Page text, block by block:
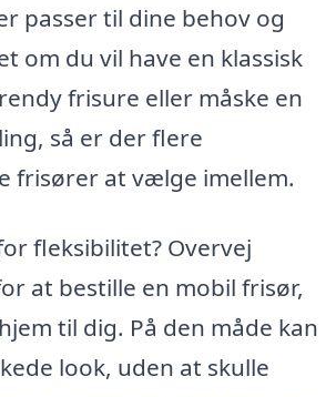
passer til dine behov og
om du vil have en klassisk
frisure eller måske en
så er der flere
frisører at vælge imellem.
fleksibilitet? Overvej
at bestille en mobil frisør,
til dig. På den måde kan
look, uden at skulle